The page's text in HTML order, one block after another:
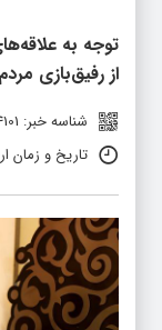
توجه به
از رفیق‌بازی
شناسه خبر: 64101
تاریخ و زمان ارسال: 20 ژوئن 2023